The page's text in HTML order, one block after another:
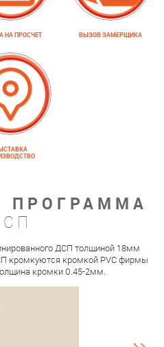
НА ПРОСЧЕТ ВЫЗОВ ЗАМЕРЩИКА
ПРОГРАММА
ДСП толщиной 18мм
кромкуются кромкой PVC фирмы
кромки 0.45-2мм.